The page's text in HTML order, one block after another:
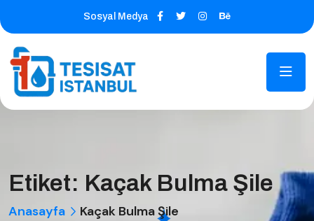
Sosyal Medya
Etiket: Kaçak Bulma Şile
Anasayfa Kaçak Bulma Şile